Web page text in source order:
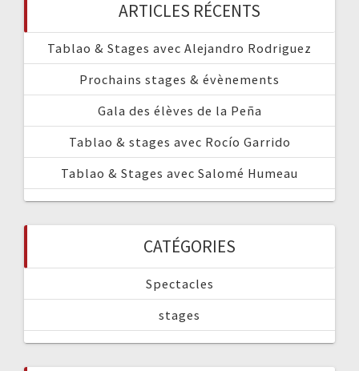
ARTICLES RÉCENTS
Tablao & Stages avec Alejandro Rodriguez
Prochains stages & évènements
Gala des élèves de la Peña
Tablao & stages avec Rocío Garrido
Tablao & Stages avec Salomé Humeau
CATÉGORIES
Spectacles
stages